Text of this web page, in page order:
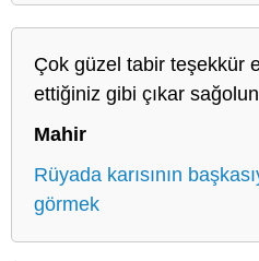
Çok güzel tabir teşekkür
ettiğiniz gibi çıkar sağolun
Mahir
Rüyada karısının
görmek